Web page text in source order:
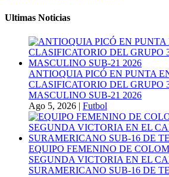
Ultimas Noticias
ANTIOQUIA PICÓ EN PUNTA
CLASIFICATORIO DEL GRUPO
MASCULINO SUB-21 2026
Ago 5, 2026 | Futbol
EQUIPO FEMENINO DE
SEGUNDA VICTORIA EN EL
SURAMERICANO SUB-16 DE